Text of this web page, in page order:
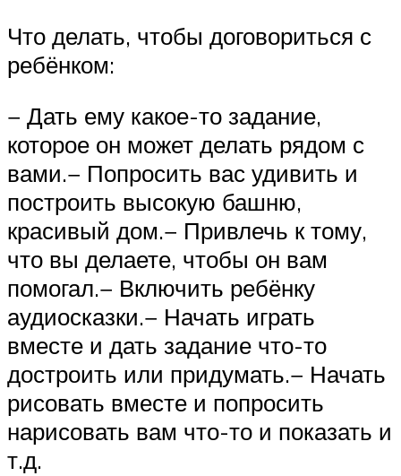
Что делать, чтобы договориться с
ребёнком:
− Дать ему какое-то задание,
которое он может делать рядом с
вами.− Попросить вас удивить и
построить высокую башню,
красивый дом.− Привлечь к тому,
что вы делаете, чтобы он вам
помогал.− Включить ребёнку
аудиосказки.− Начать играть
вместе и дать задание что-то
достроить или придумать.− Начать
рисовать вместе и попросить
нарисовать вам что-то и показать и
т.д.